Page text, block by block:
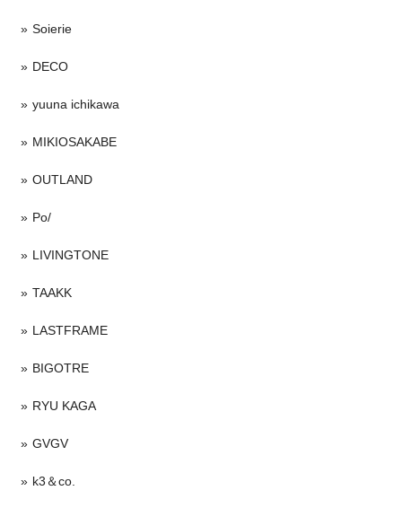
Soierie
DECO
yuuna ichikawa
MIKIOSAKABE
OUTLAND
Po/
LIVINGTONE
TAAKK
LASTFRAME
BIGOTRE
RYU KAGA
GVGV
k3＆co.